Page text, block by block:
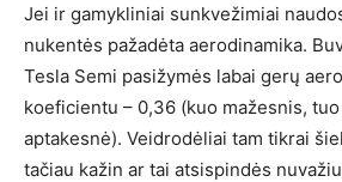
Jei ir gamykliniai sunkvežimiai
nukentės pažadėta aerodinamika.
Tesla Semi pasižymės labai gerų
koeficientu – 0,36 (kuo mažesnis,
aptakesnė). Veidrodėliai tam tikrai
tačiau kažin ar tai atsispindės